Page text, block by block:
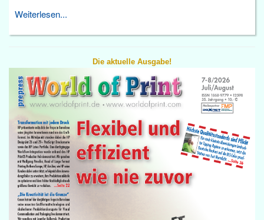
Weiterlesen...
Die aktuelle Ausgabe!